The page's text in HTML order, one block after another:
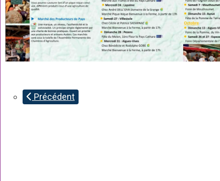
Précédent